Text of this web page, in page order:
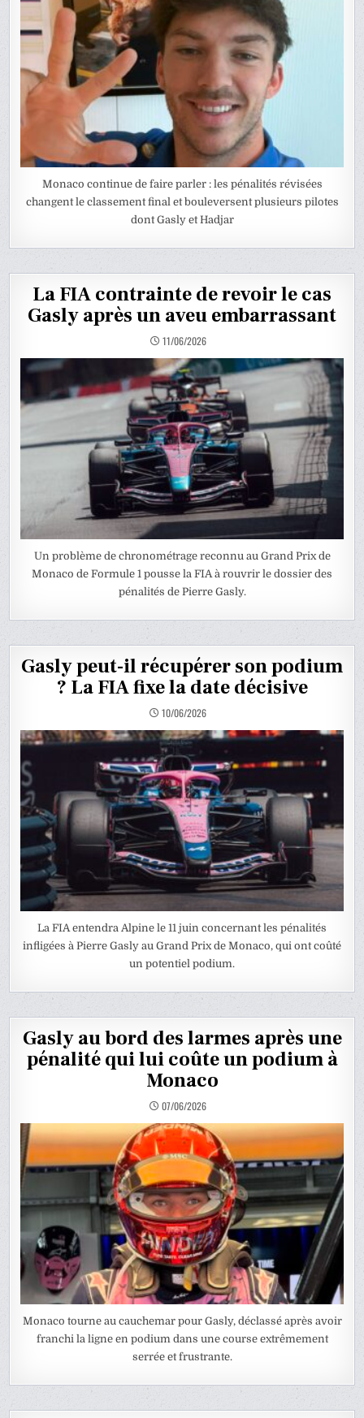
Monaco continue de faire parler : les pénalités révisées
changent le classement final et bouleversent plusieurs pilotes
dont Gasly et Hadjar
La FIA contrainte de revoir le cas
Gasly après un aveu embarrassant
11/06/2026
Un problème de chronométrage reconnu au Grand Prix de
Monaco de Formule 1 pousse la FIA à rouvrir le dossier des
pénalités de Pierre Gasly.
Gasly peut-il récupérer son podium
? La FIA fixe la date décisive
10/06/2026
La FIA entendra Alpine le 11 juin concernant les pénalités
infligées à Pierre Gasly au Grand Prix de Monaco, qui ont coûté
un potentiel podium.
Gasly au bord des larmes après une
pénalité qui lui coûte un podium à
Monaco
07/06/2026
Monaco tourne au cauchemar pour Gasly, déclassé après avoir
franchi la ligne en podium dans une course extrêmement
serrée et frustrante.